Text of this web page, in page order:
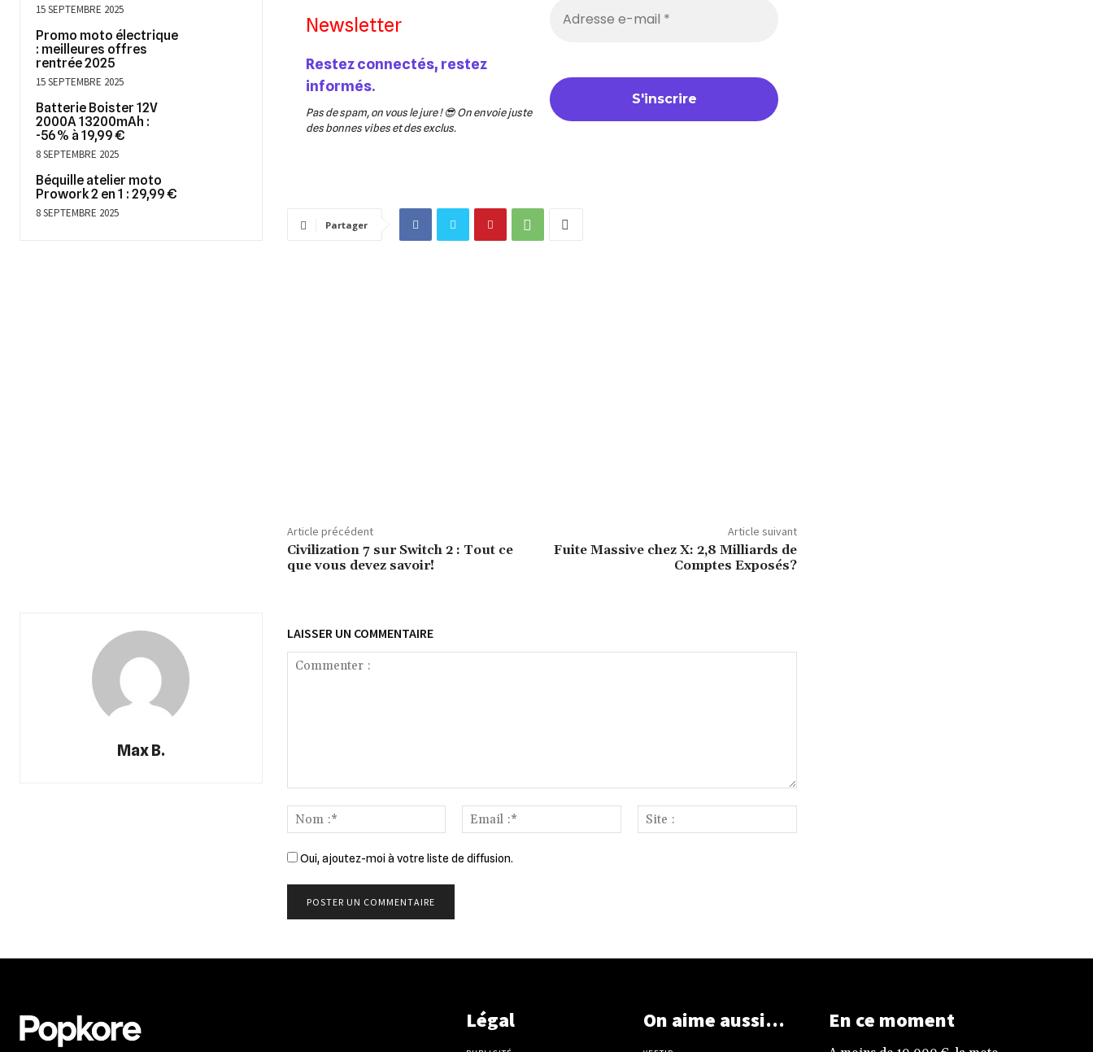
15 SEPTEMBRE 2025
Promo moto électrique
: meilleures offres
rentrée 2025
15 SEPTEMBRE 2025
Batterie Boister 12V
2000A 13200mAh :
-56 % à 19,99 €
8 SEPTEMBRE 2025
Béquille atelier moto
Prowork 2 en 1 : 29,99 €
8 SEPTEMBRE 2025
Newsletter
Restez connectés, restez
informés.
Pas de spam, on vous le jure ! 😎 On envoie juste
des bonnes vibes et des exclus.
Partager
Article précédent
Civilization 7 sur Switch 2 : Tout ce
que vous devez savoir!
Article suivant
Fuite Massive chez X: 2,8 Milliards de
Comptes Exposés?
Max B.
LAISSER UN COMMENTAIRE
Email
:
Oui, ajoutez-moi à votre liste de diffusion.
Légal On aime aussi… En ce moment